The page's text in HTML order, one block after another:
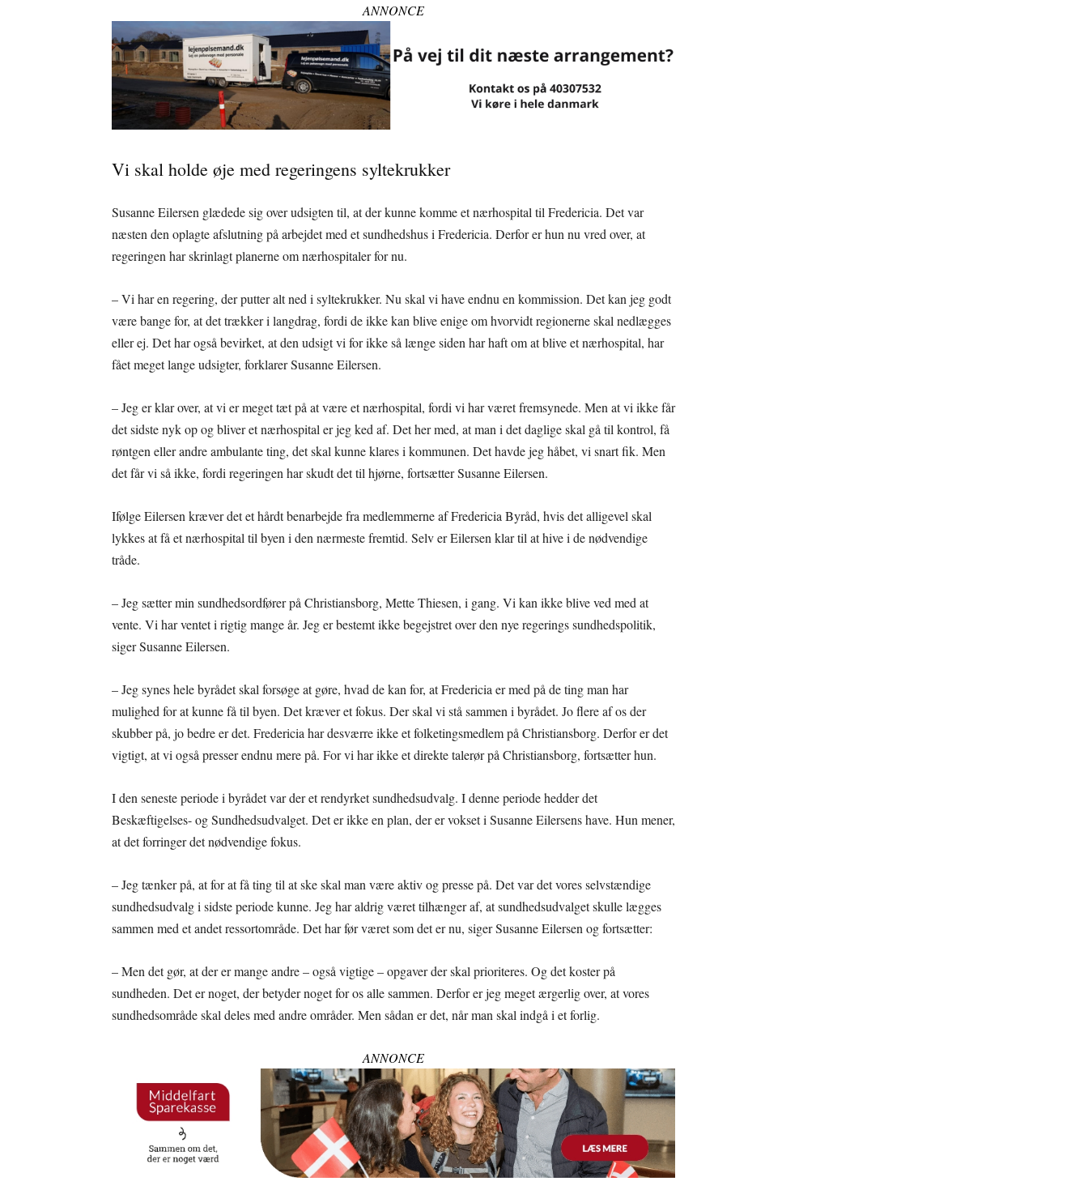
ANNONCE
Vi skal holde øje med regeringens syltekrukker
Susanne Eilersen glædede sig over udsigten til, at der kunne komme et nærhospital til Fredericia. Det var
næsten den oplagte afslutning på arbejdet med et sundhedshus i Fredericia. Derfor er hun nu vred over, at
regeringen har skrinlagt planerne om nærhospitaler for nu.
– Vi har en regering, der putter alt ned i syltekrukker. Nu skal vi have endnu en kommission. Det kan jeg godt
være bange for, at det trækker i langdrag, fordi de ikke kan blive enige om hvorvidt regionerne skal nedlægges
eller ej. Det har også bevirket, at den udsigt vi for ikke så længe siden har haft om at blive et nærhospital, har
fået meget lange udsigter, forklarer Susanne Eilersen.
– Jeg er klar over, at vi er meget tæt på at være et nærhospital, fordi vi har været fremsynede. Men at vi ikke får
det sidste nyk op og bliver et nærhospital er jeg ked af. Det her med, at man i det daglige skal gå til kontrol, få
røntgen eller andre ambulante ting, det skal kunne klares i kommunen. Det havde jeg håbet, vi snart fik. Men
det får vi så ikke, fordi regeringen har skudt det til hjørne, fortsætter Susanne Eilersen.
Ifølge Eilersen kræver det et hårdt benarbejde fra medlemmerne af Fredericia Byråd, hvis det alligevel skal
lykkes at få et nærhospital til byen i den nærmeste fremtid. Selv er Eilersen klar til at hive i de nødvendige
tråde.
– Jeg sætter min sundhedsordfører på Christiansborg, Mette Thiesen, i gang. Vi kan ikke blive ved med at
vente. Vi har ventet i rigtig mange år. Jeg er bestemt ikke begejstret over den nye regerings sundhedspolitik,
siger Susanne Eilersen.
– Jeg synes hele byrådet skal forsøge at gøre, hvad de kan for, at Fredericia er med på de ting man har
mulighed for at kunne få til byen. Det kræver et fokus. Der skal vi stå sammen i byrådet. Jo flere af os der
skubber på, jo bedre er det. Fredericia har desværre ikke et folketingsmedlem på Christiansborg. Derfor er det
vigtigt, at vi også presser endnu mere på. For vi har ikke et direkte talerør på Christiansborg, fortsætter hun.
I den seneste periode i byrådet var der et rendyrket sundhedsudvalg. I denne periode hedder det
Beskæftigelses- og Sundhedsudvalget. Det er ikke en plan, der er vokset i Susanne Eilersens have. Hun mener,
at det forringer det nødvendige fokus.
– Jeg tænker på, at for at få ting til at ske skal man være aktiv og presse på. Det var det vores selvstændige
sundhedsudvalg i sidste periode kunne. Jeg har aldrig været tilhænger af, at sundhedsudvalget skulle lægges
sammen med et andet ressortområde. Det har før været som det er nu, siger Susanne Eilersen og fortsætter:
– Men det gør, at der er mange andre – også vigtige – opgaver der skal prioriteres. Og det koster på
sundheden. Det er noget, der betyder noget for os alle sammen. Derfor er jeg meget ærgerlig over, at vores
sundhedsområde skal deles med andre områder. Men sådan er det, når man skal indgå i et forlig.
ANNONCE